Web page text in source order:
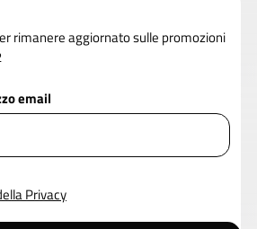
rimanere aggiornato sulle promozioni
email
Privacy